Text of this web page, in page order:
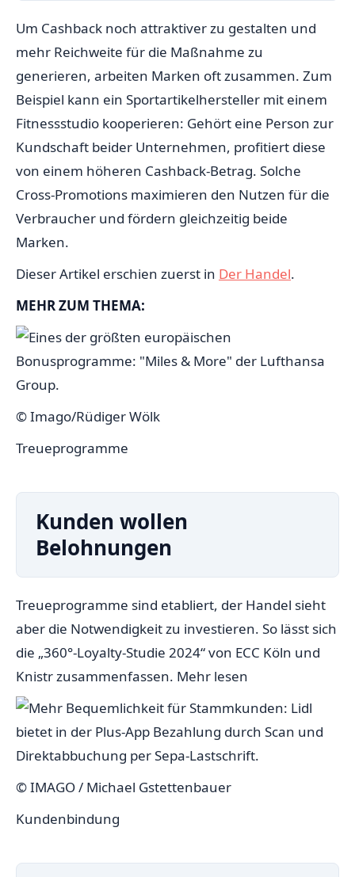
Um Cashback noch attraktiver zu gestalten und
mehr Reichweite für die Maßnahme zu
generieren, arbeiten Marken oft zusammen. Zum
Beispiel kann ein Sportartikelhersteller mit einem
Fitnessstudio kooperieren: Gehört eine Person zur
Kundschaft beider Unternehmen, profitiert diese
von einem höheren Cashback-Betrag. Solche
Cross-Promotions maximieren den Nutzen für die
Verbraucher und fördern gleichzeitig beide
Marken.
Dieser Artikel erschien zuerst in Der Handel.
MEHR ZUM THEMA:
© Imago/Rüdiger Wölk
Treueprogramme
Kunden wollen
Belohnungen
Treueprogramme sind etabliert, der Handel sieht
aber die Notwendigkeit zu investieren. So lässt sich
die „360°-Loyalty-Studie 2024“ von ECC Köln und
Knistr zusammenfassen. Mehr lesen
© IMAGO / Michael Gstettenbauer
Kundenbindung